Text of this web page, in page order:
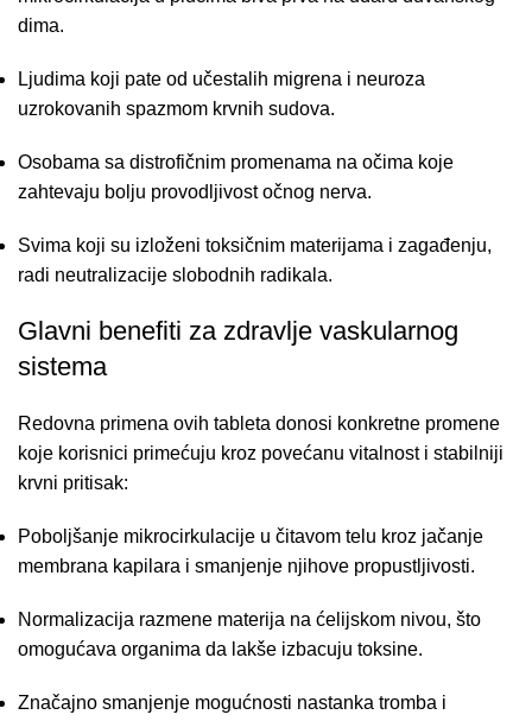
dima.
Ljudima koji pate od učestalih migrena i neuroza
uzrokovanih spazmom krvnih sudova.
Osobama sa distrofičnim promenama na očima koje
zahtevaju bolju provodljivost očnog nerva.
Svima koji su izloženi toksičnim materijama i zagađenju,
radi neutralizacije slobodnih radikala.
Glavni benefiti za zdravlje vaskularnog
sistema
Redovna primena ovih tableta donosi konkretne promene
koje korisnici primećuju kroz povećanu vitalnost i stabilniji
krvni pritisak:
Poboljšanje mikrocirkulacije u čitavom telu kroz jačanje
membrana kapilara i smanjenje njihove propustljivosti.
Normalizacija razmene materija na ćelijskom nivou, što
omogućava organima da lakše izbacuju toksine.
Značajno smanjenje mogućnosti nastanka tromba i